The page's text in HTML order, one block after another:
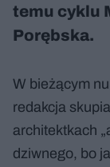
temu cyklu
Porębska.
W bieżącym
redakcja
architektkach
dziwnego, bo